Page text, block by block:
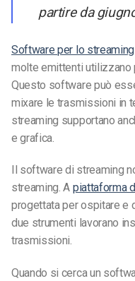
partire da
Software per lo
molte emittenti utilizzano
Questo software può
mixare le trasmissioni in
streaming supportano
e grafica.
Il software di streaming
streaming. A piattaforma
progettata per ospitare e
due strumenti lavorano
trasmissioni.
Quando si cerca un